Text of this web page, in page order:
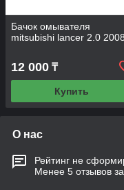
Бачок омывателя
mitsubishi lancer 2.0 2008
12 000 ₸
Купить
О нас
Рейтинг не
Менее 5 отзывов